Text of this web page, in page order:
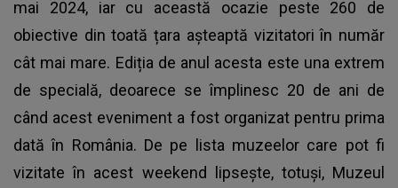
mai 2024, iar cu această ocazie peste 260 de
obiective din toată țara așteaptă vizitatori în număr
cât mai mare. Ediția de anul acesta este una extrem
de specială, deoarece se împlinesc 20 de ani de
când acest eveniment a fost organizat pentru prima
dată în România. De pe lista muzeelor care pot fi
vizitate în acest weekend lipsește, totuși, Muzeul